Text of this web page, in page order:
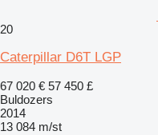
20
Caterpillar D6T LGP
67 020 € 57 450 £
Buldozers
2014
13 084 m/st